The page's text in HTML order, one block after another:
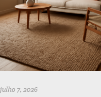
julho 7, 2026